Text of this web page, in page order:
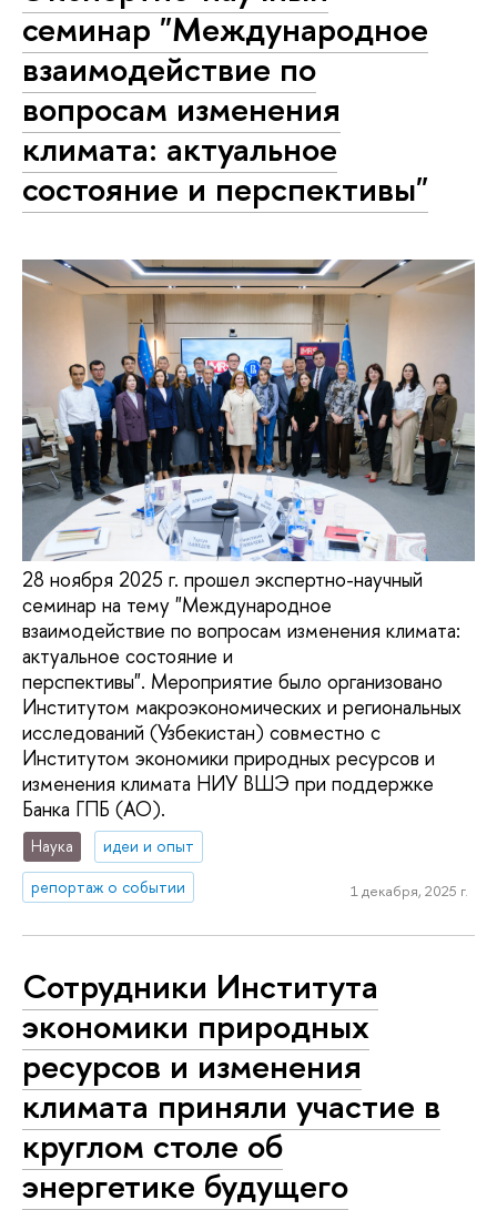
семинар "Международное
взаимодействие по
вопросам изменения
климата: актуальное
состояние и перспективы"
28 ноября 2025 г. прошел экспертно-научный
семинар на тему "Международное
взаимодействие по вопросам изменения климата:
актуальное состояние и
перспективы". Мероприятие было организовано
Институтом макроэкономических и региональных
исследований (Узбекистан) совместно с
Институтом экономики природных ресурсов и
изменения климата НИУ ВШЭ при поддержке
Банка ГПБ (АО).
Наука
идеи и опыт
репортаж о событии
1 декабря, 2025 г.
Сотрудники Института
экономики природных
ресурсов и изменения
климата приняли участие в
круглом столе об
энергетике будущего